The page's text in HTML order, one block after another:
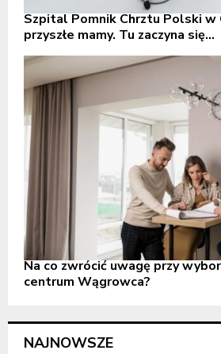
Szpital Pomnik Chrztu Polski w
przyszłe mamy. Tu zaczyna się...
Na co zwrócić uwagę przy
centrum Wągrowca?
NAJNOWSZE